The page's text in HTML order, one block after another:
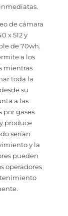
de cámara
x 512 y
de 70wh.
a los
mientras
toda la
su
a las
por gases
produce
serían
y la
pueden
operadores